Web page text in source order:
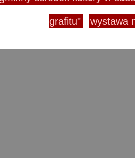
grafitu" wystawa